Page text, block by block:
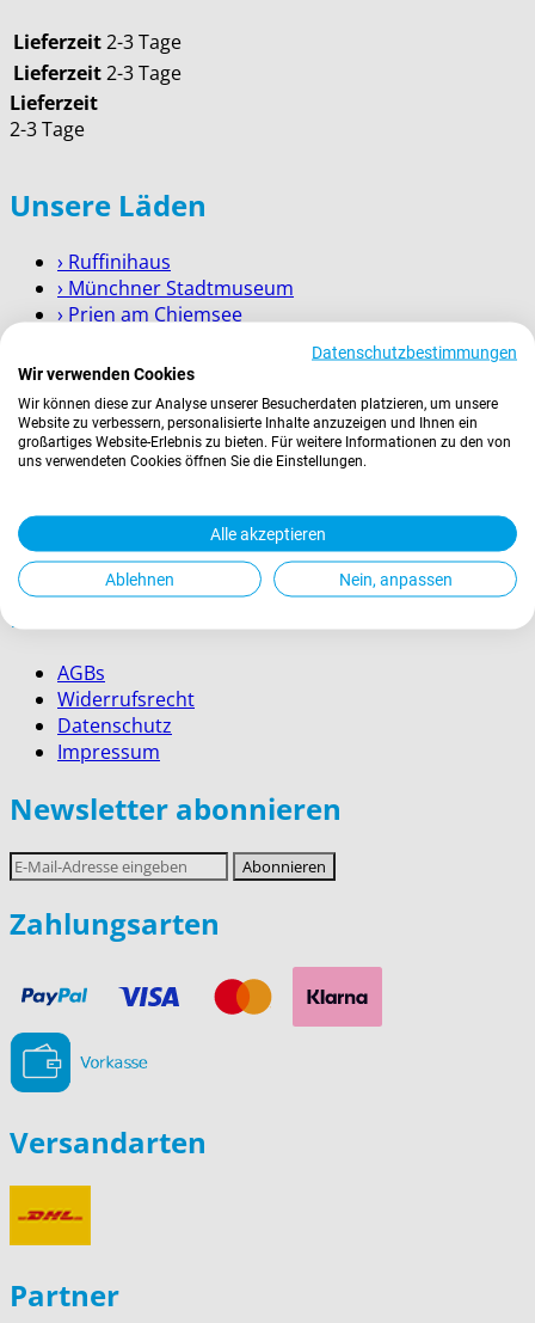
Lieferzeit2-3 Tage
Lieferzeit2-3 Tage
Lieferzeit
2-3 Tage
Unsere Läden
› Ruffinihaus
› Münchner Stadtmuseum
› Prien am Chiemsee
› Berchtesgaden
Wissenswertes
Service für Firmenkunden
Rechtliches
AGBs
Widerrufsrecht
Datenschutz
Impressum
Newsletter abonnieren
E-
Mail-
Adresse
Abonnieren
Zahlungsarten
Versandarten
Partner
Datenschutzbestimmungen
Wir verwenden Cookies
Wir können diese zur Analyse unserer Besucherdaten platzieren, um unsere
Website zu verbessern, personalisierte Inhalte anzuzeigen und Ihnen ein
großartiges Website-Erlebnis zu bieten. Für weitere Informationen zu den von
uns verwendeten Cookies öffnen Sie die Einstellungen.
Alle akzeptieren
Ablehnen Nein, anpassen